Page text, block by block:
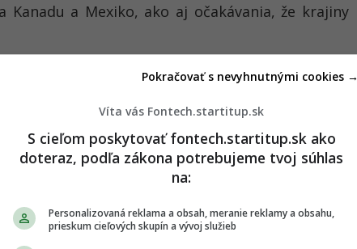
Kanadu a Mexiko, ako aj očakávania, že krajiny
investori presúvajú svoju pozornosť na zlato
, pričom táto hodnota je najnižšia od
ženízke zásoby ropy by však v najbližších
Víta vás Fontech.startitup.sk
S cieľom poskytovať fontech.startitup.sk ako
doteraz, podľa zákona potrebujeme tvoj súhlas
na:
Personalizovaná reklama a obsah, meranie reklamy a obsahu,
prieskum cieľových skupín a vývoj služieb
Pokračovať s nevyhnutnými cookies →